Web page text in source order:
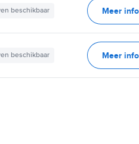
beschikbaar Meer
beschikbaar Meer